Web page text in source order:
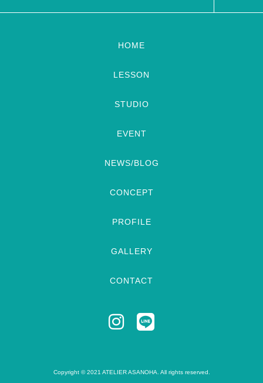
HOME
LESSON
STUDIO
EVENT
NEWS/BLOG
CONCEPT
PROFILE
GALLERY
CONTACT
Copyright © 2021 ATELIER ASANOHA. All rights reserved.